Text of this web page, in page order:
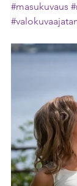
#masukuvaus